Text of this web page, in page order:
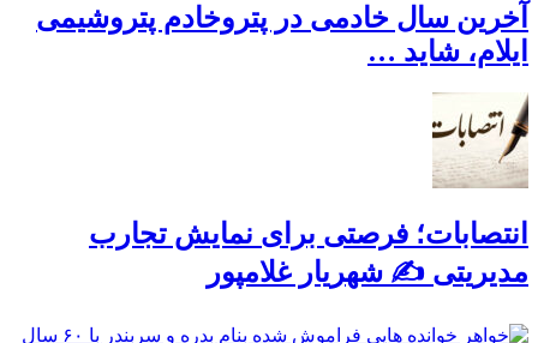
آخرین سال خادمی در پتروخادم پتروشیمی
ایلام، شاید …
انتصابات؛ فرصتی برای نمایش تجارب
مدیریتی ✍ شهریار غلامپور